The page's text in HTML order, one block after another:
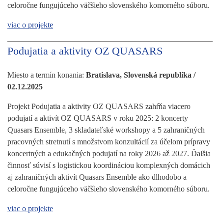
celoročne fungujúceho väčšieho slovenského komorného súboru.
viac o projekte
Podujatia a aktivity OZ QUASARS
Miesto a termín konania: Bratislava, Slovenská republika /
02.12.2025
Projekt Podujatia a aktivity OZ QUASARS zahŕňa viacero
podujatí a aktivít OZ QUASARS v roku 2025: 2 koncerty
Quasars Ensemble, 3 skladateľské workshopy a 5 zahraničných
pracovných stretnutí s množstvom konzultácií za účelom prípravy
koncertných a edukačných podujatí na roky 2026 až 2027. Ďalšia
činnosť súvisí s logistickou koordináciou komplexných domácich
aj zahraničných aktivít Quasars Ensemble ako dlhodobo a
celoročne fungujúceho väčšieho slovenského komorného súboru.
viac o projekte